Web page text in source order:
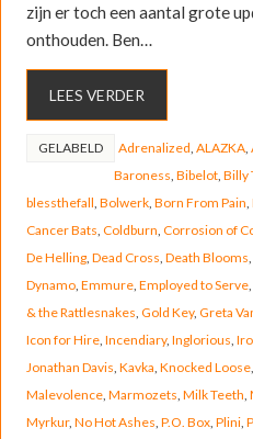
zijn er toch een aantal grote
onthouden. Ben…
LEES VERDER
GELABELD Adrenalized ALAZKA,
Baroness Bibelot, Billy
blessthefall Bolwerk, Born From Pain
Cancer Bats Coldburn Corrosion of
De Helling, Dead Cross Death Blooms
Dynamo, Emmure, Employed to Serve,
& the Rattlesnakes Gold Key, Greta
Icon for Hire, Incendiary, Inglorious
Jonathan Davis Kavka Knocked Loose,
Malevolence, Marmozets Milk Teeth
Myrkur, No Hot Ashes P.O. Box, Plini,